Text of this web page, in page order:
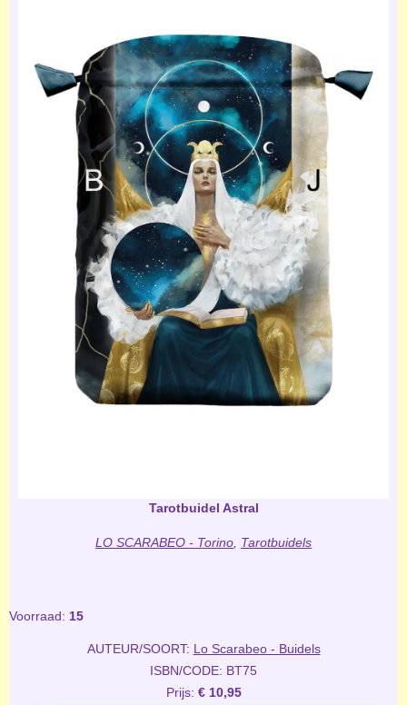
Tarotbuidel Astral
LO SCARABEO - Torino Tarotbuidels
Voorraad: 15
AUTEUR/SOORT: Lo Scarabeo - Buidels
ISBN/CODE: BT75
Prijs: € 10,95